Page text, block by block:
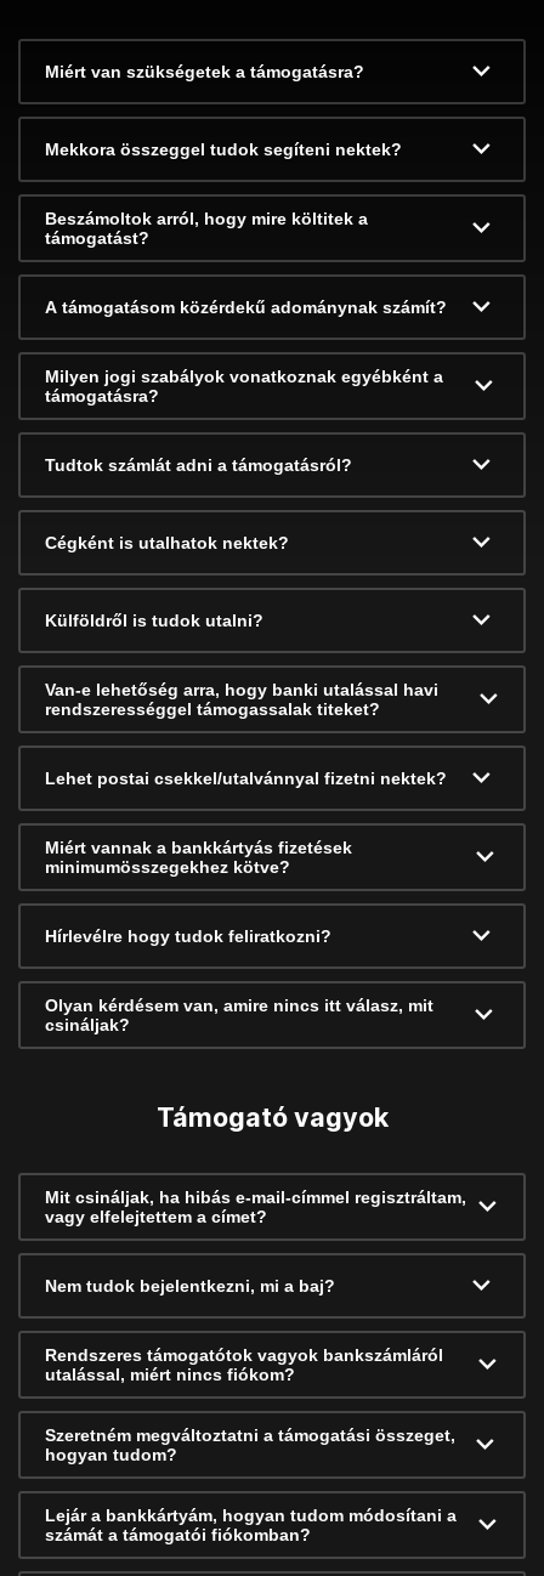
Miért van szükségetek a támogatásra?
Mekkora összeggel tudok segíteni nektek?
Beszámoltok arról, hogy mire költitek a
támogatást?
A támogatásom közérdekű adománynak számít?
Milyen jogi szabályok vonatkoznak egyébként a
támogatásra?
Tudtok számlát adni a támogatásról?
Cégként is utalhatok nektek?
Külföldről is tudok utalni?
Van-e lehetőség arra, hogy banki utalással havi
rendszerességgel támogassalak titeket?
Lehet postai csekkel/utalvánnyal fizetni nektek?
Miért vannak a bankkártyás fizetések
minimumösszegekhez kötve?
Hírlevélre hogy tudok feliratkozni?
Olyan kérdésem van, amire nincs itt válasz, mit
csináljak?
Támogató vagyok
Mit csináljak, ha hibás e-mail-címmel regisztráltam,
vagy elfelejtettem a címet?
Nem tudok bejelentkezni, mi a baj?
Rendszeres támogatótok vagyok bankszámláról
utalással, miért nincs fiókom?
Szeretném megváltoztatni a támogatási összeget,
hogyan tudom?
Lejár a bankkártyám, hogyan tudom módosítani a
számát a támogatói fiókomban?